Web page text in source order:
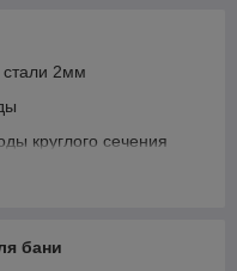
2мм
круглого сечения
овального сечения
бани